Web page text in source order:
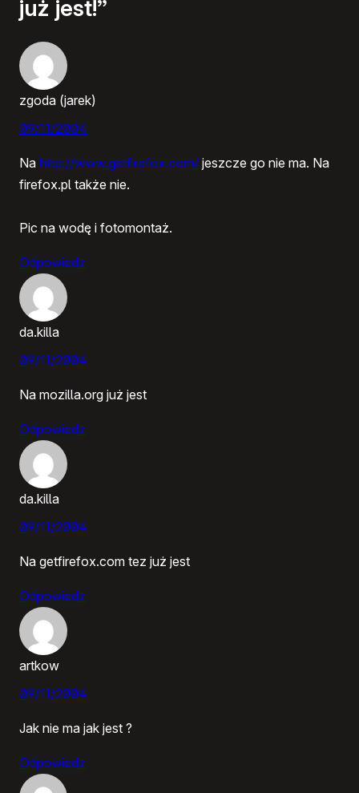
już jest!”
zgoda (jarek)
09/11/2004
Na http://www.getfirefox.com/ jeszcze go nie ma. Na
firefox.pl także nie.
Pic na wodę i fotomontaż.
Odpowiedz
da.killa
09/11/2004
Na mozilla.org już jest
Odpowiedz
da.killa
09/11/2004
Na getfirefox.com tez już jest
Odpowiedz
artkow
09/11/2004
Jak nie ma jak jest ?
Odpowiedz